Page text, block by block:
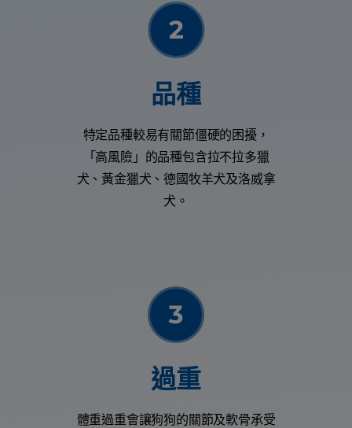
品種
特定品種較易有關節僵硬的困擾，
「高風險」的品種包含拉不拉多獵
犬、黃金獵犬、德國牧羊犬及洛威拿
犬。
過重
體重過重會讓狗狗的關節及軟骨承受